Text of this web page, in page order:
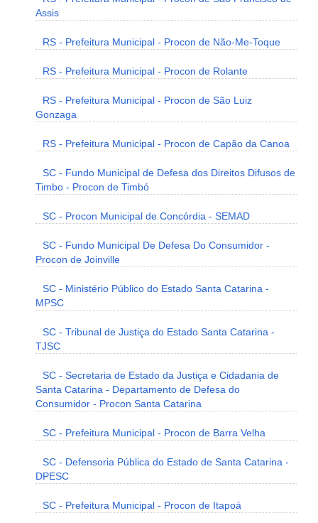
Assis
RS - Prefeitura Municipal - Procon de Não-Me-Toque
RS - Prefeitura Municipal - Procon de Rolante
RS - Prefeitura Municipal - Procon de São Luiz
Gonzaga
RS - Prefeitura Municipal - Procon de Capão da Canoa
SC - Fundo Municipal de Defesa dos Direitos Difusos de
Timbo - Procon de Timbó
SC - Procon Municipal de Concórdia - SEMAD
SC - Fundo Municipal De Defesa Do Consumidor -
Procon de Joinville
SC - Ministério Público do Estado Santa Catarina -
MPSC
SC - Tribunal de Justiça do Estado Santa Catarina -
TJSC
SC - Secretaria de Estado da Justiça e Cidadania de
Santa Catarina - Departamento de Defesa do
Consumidor - Procon Santa Catarina
SC - Prefeitura Municipal - Procon de Barra Velha
SC - Defensoria Pública do Estado de Santa Catarina -
DPESC
SC - Prefeitura Municipal - Procon de Itapoá